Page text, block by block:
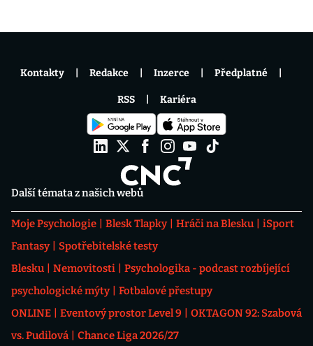
Další témata z našich webů
Moje Psychologie Blesk Tlapky Hráči na Blesku
iSport
Fantasy
Spotřebitelské testy
Blesku
Nemovitosti
Psychologika - podcast rozbíjející
psychologické mýty
Fotbalové přestupy
ONLINE
Eventový prostor Level 9
OKTAGON 92: Szabová
vs. Pudilová
Chance Liga 2026/27
Kontakty Redakce Inzerce Předplatné
RSS Kariéra